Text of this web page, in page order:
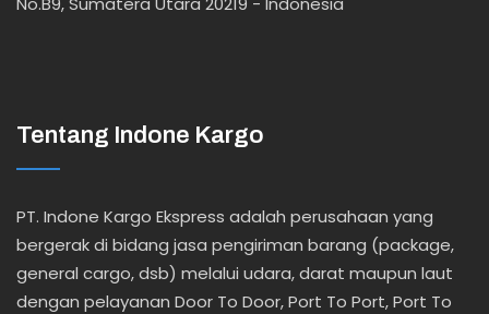
Tentang Indone Kargo
PT. Indone Kargo Ekspress adalah perusahaan yang
bergerak di bidang jasa pengiriman barang (package,
general cargo, dsb) melalui udara, darat maupun laut
dengan pelayanan Door To Door, Port To Port, Port To